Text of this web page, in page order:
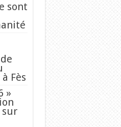
sont
Fès
»
sur